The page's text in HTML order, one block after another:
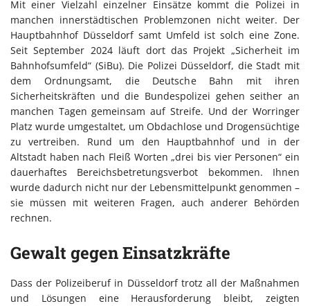
Mit einer Vielzahl einzelner Einsätze kommt die Polizei in
manchen innerstädtischen Problemzonen nicht weiter. Der
Hauptbahnhof Düsseldorf samt Umfeld ist solch eine Zone.
Seit September 2024 läuft dort das Projekt „Sicherheit im
Bahnhofsumfeld“ (SiBu). Die Polizei Düsseldorf, die Stadt mit
dem Ordnungsamt, die Deutsche Bahn mit ihren
Sicherheitskräften und die Bundespolizei gehen seither an
manchen Tagen gemeinsam auf Streife. Und der Worringer
Platz wurde umgestaltet, um Obdachlose und Drogensüchtige
zu vertreiben. Rund um den Hauptbahnhof und in der
Altstadt haben nach Fleiß Worten „drei bis vier Personen“ ein
dauerhaftes Bereichsbetretungsverbot bekommen. Ihnen
wurde dadurch nicht nur der Lebensmittelpunkt genommen –
sie müssen mit weiteren Fragen, auch anderer Behörden
rechnen.
Gewalt gegen Einsatzkräfte
Dass der Polizeiberuf in Düsseldorf trotz all der Maßnahmen
und Lösungen eine Herausforderung bleibt, zeigten